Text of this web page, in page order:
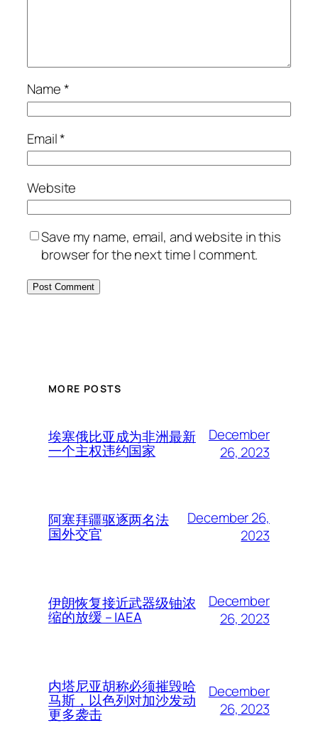
Name*
Email*
Website
Save my name, email, and website in this
browser for the next time I comment.
MORE POSTS
埃塞俄比亚成为非洲最新
一个主权违约国家
December
26, 2023
阿塞拜疆驱逐两名法
国外交官
December 26,
2023
伊朗恢复接近武器级铀浓
缩的放缓 – IAEA
December
26, 2023
内塔尼亚胡称必须摧毁哈
马斯，以色列对加沙发动
更多袭击
December
26, 2023